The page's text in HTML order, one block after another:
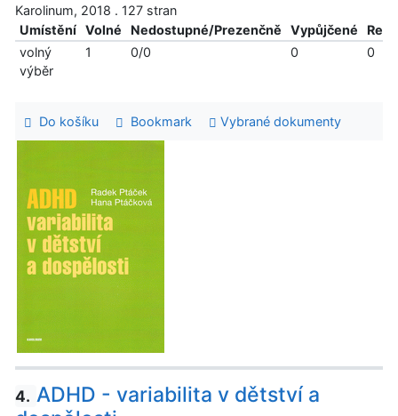
Karolinum, 2018 . 127 stran
Umístění
Volné Nedostupné/Prezenčně Vypůjčené
volný
výběr
1 0/0 0 0
Do košíku Bookmark Vybrané dokumenty
4. ADHD - variabilita v dětství a